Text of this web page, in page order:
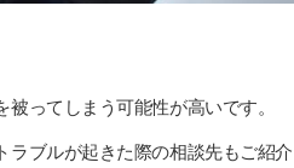
ってしまう可能性が高いです。
ラブルが起きた際の相談先もご紹介